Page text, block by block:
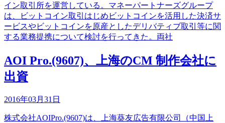
イン取引所を運営している。マネーパートナーズグループ
は、ビットコイン取引はじめビットコインを活用した決済サ
ービスやビットコインを原産としたデリバティブ取引等に関
する業務提携について検討を行ってきた。両社
AOI Pro.(9607)、上海のCM 制作会社に
出資
2016年03月31日
株式会社AOIPro.(9607)は、上海葵友広告有限公司（中国上